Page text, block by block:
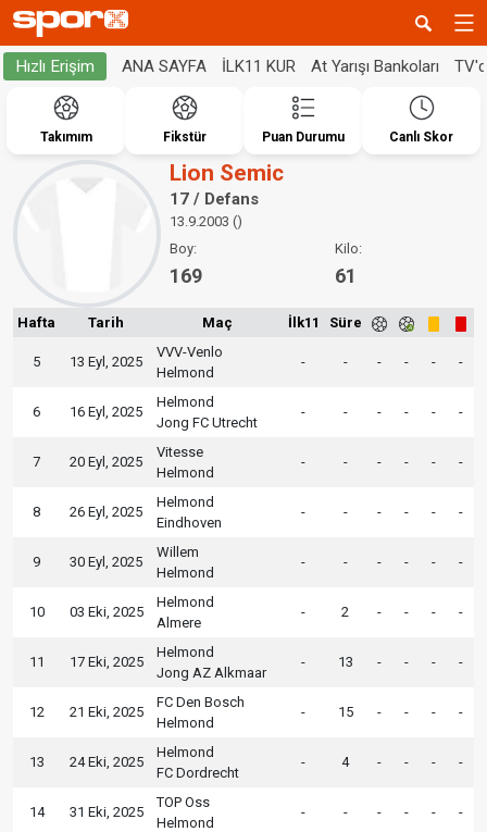
Hızlı Erişim ANA SAYFA İLK11 KUR At Yarışı Bankoları
Takımım Fikstür Puan Durumu Canlı Skor
Lion Semic
17 / Defans
13.9.2003 ()
Boy:
169
Kilo:
61
Hafta Tarih Maç İlk11 Süre
5 13 Eyl, 2025
VVV-Venlo
Helmond
- - - - - -
6 16 Eyl, 2025
Helmond
Jong FC Utrecht
- - - - - -
7 20 Eyl, 2025
Vitesse
Helmond
- - - - - -
8 26 Eyl, 2025
Helmond
Eindhoven
- - - - - -
9 30 Eyl, 2025
Willem
Helmond
- - - - - -
10 03 Eki, 2025
Helmond
Almere
- 2 - - - -
11 17 Eki, 2025
Helmond
Jong AZ Alkmaar
- 13 - - - -
12 21 Eki, 2025
FC Den Bosch
Helmond
- 15 - - - -
13 24 Eki, 2025
Helmond
FC Dordrecht
- 4 - - - -
14 31 Eki, 2025
TOP Oss
Helmond
- - - - - -